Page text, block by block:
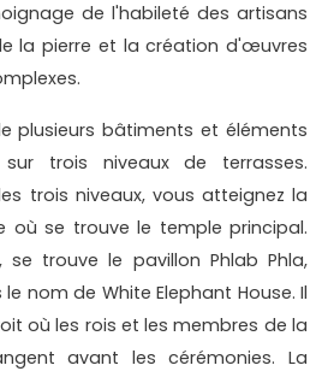
de l'habileté des artisans
la pierre et la création d'œuvres
plusieurs bâtiments et éléments
sur trois niveaux de terrasses.
trois niveaux, vous atteignez la
où se trouve le temple principal.
trouve le pavillon Phlab Phla,
nom de White Elephant House. Il
où les rois et les membres de la
avant les cérémonies. La